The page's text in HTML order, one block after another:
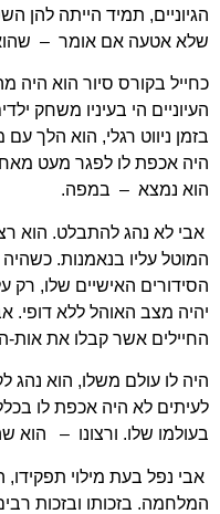
הגיוניים, תמיד הייתה להן
שלא אטעה אם אומר – שהוא
כחייל בקורס סיור הוא היה
העיוניים הי בעיניו משחק
בזמן ניווט רגלי, הוא הלך
היה אכפת לו לפגר מעט
הוא נמצא – במפה.
אבי לא נהג להתבלט. הוא
המוטל עליו בנאמנות.
הסידורים האישיים שלו,
יהיה מצב האוהל ללא דופי.
החיילים אשר קבלו את
היה לו עולם משלו, הוא נהג
לעיתים לא היה אכפת לו
בעולמו שלו. ורצונו – הוא
אבי נפל בעת מילוי
המלחמה. בזכותו ובזכות